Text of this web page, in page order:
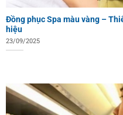
Đồng phục Spa màu vàng –
hiệu
23/09/2025